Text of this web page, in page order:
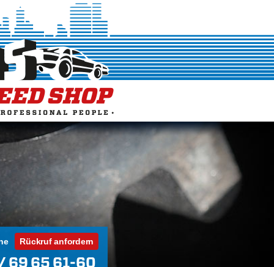
Rückruf anfordern
69 65 61-60